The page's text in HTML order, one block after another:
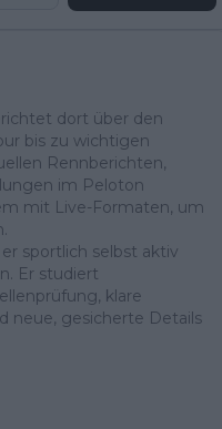
dort über den
bis zu wichtigen
Rennberichten,
im Peloton
mit Live-Formaten, um
sportlich selbst aktiv
Er studiert
klare
neue, gesicherte Details